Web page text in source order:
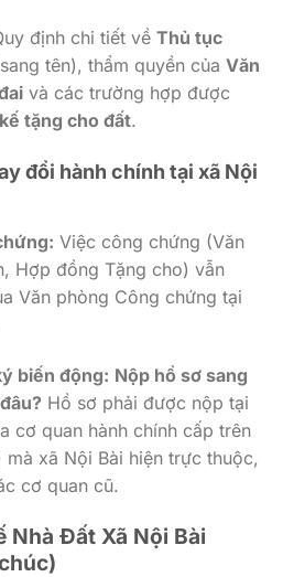
định chi tiết về Thủ tục
tên), thẩm quyền của Văn
và các trường hợp được
tặng cho đất.
đổi hành chính tại xã Nội
Việc công chứng (Văn
Hợp đồng Tặng cho) vẫn
Văn phòng Công chứng tại
biến động: Nộp hồ sơ sang
Hồ sơ phải được nộp tại
cơ quan hành chính cấp trên
mà xã Nội Bài hiện trực thuộc,
cơ quan cũ.
Nhà Đất Xã Nội Bài